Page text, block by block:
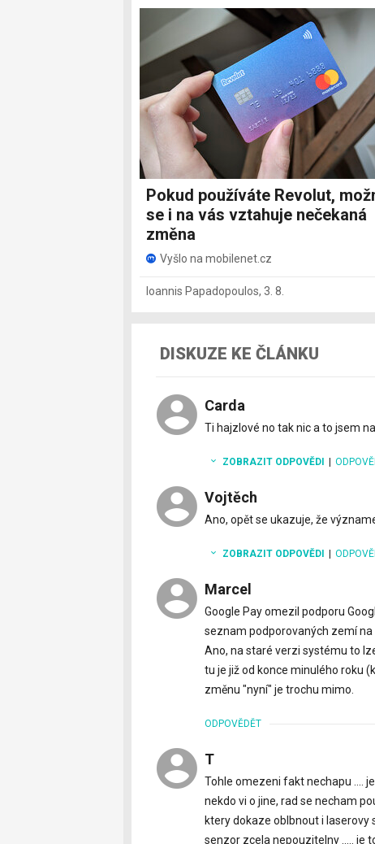
Pokud používáte Revolut,
se i na vás vztahuje nečekaná
změna
Vyšlo na mobilenet.cz
Ioannis Papadopoulos, 3. 8.
DISKUZE KE ČLÁNKU
Carda
Ti hajzlové no tak nic a to jsem
ZOBRAZIT ODPOVĚDI |
Vojtěch
Ano, opět se ukazuje, že
ZOBRAZIT ODPOVĚDI |
Marcel
Google Pay omezil podporu
seznam podporovaných zemí na
Ano, na staré verzi systému to
tu je již od konce minulého roku
změnu "nyní" je trochu mimo.
ODPOVĚDĚT
T
Tohle omezeni fakt nechapu ....
nekdo vi o jine, rad se necham
ktery dokaze oblbnout i laserovy
senzor zcela nepouzitelny ..... je